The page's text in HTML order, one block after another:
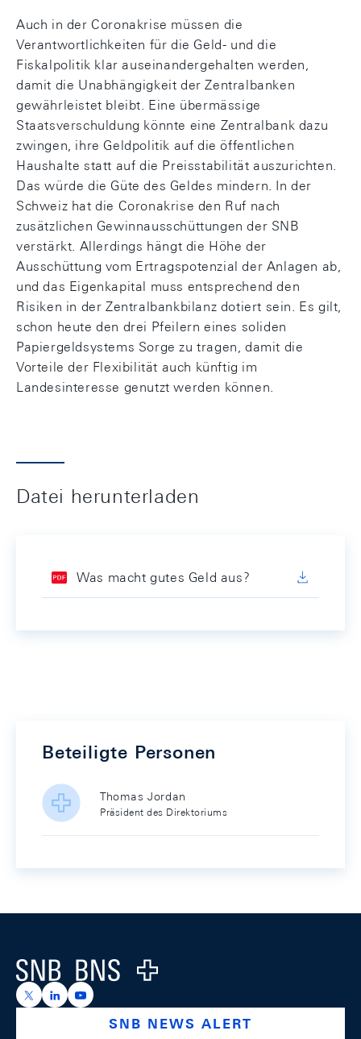
Auch in der Coronakrise müssen die
Verantwortlichkeiten für die Geld- und die
Fiskalpolitik klar auseinandergehalten werden,
damit die Unabhängigkeit der Zentralbanken
gewährleistet bleibt. Eine übermässige
Staatsverschuldung könnte eine Zentralbank dazu
zwingen, ihre Geldpolitik auf die öffentlichen
Haushalte statt auf die Preisstabilität auszurichten.
Das würde die Güte des Geldes mindern. In der
Schweiz hat die Coronakrise den Ruf nach
zusätzlichen Gewinnausschüttungen der SNB
verstärkt. Allerdings hängt die Höhe der
Ausschüttung vom Ertragspotenzial der Anlagen ab,
und das Eigenkapital muss entsprechend den
Risiken in der Zentralbankbilanz dotiert sein. Es gilt,
schon heute den drei Pfeilern eines soliden
Papiergeldsystems Sorge zu tragen, damit die
Vorteile der Flexibilität auch künftig im
Landesinteresse genutzt werden können.
Datei herunterladen
Was macht gutes Geld aus?
Beteiligte Personen
Thomas Jordan
Präsident des Direktoriums
Logo
https://x.com/snb_bns
https://ch.linkedin.com/company/swiss-national-
https://www.youtube.com/@swissnationalbank
SNB NEWS ALERT